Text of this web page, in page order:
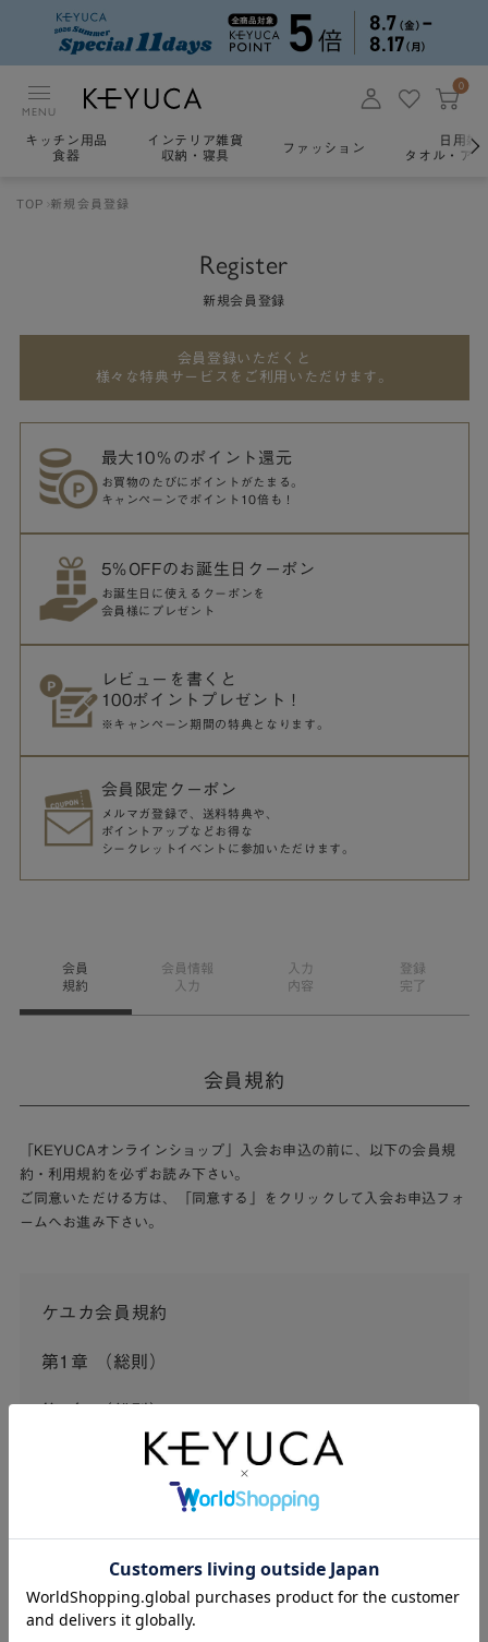
MENU
0
キッチン用品
食器
インテリア雑貨
収納・寝具
ファッション
日用雑
タオル・ア
TOP 新規会員登録
Register
新規会員登録
会員登録いただくと
様々な特典サービスをご利用いただけます。
最大10％のポイント還元
お買物のたびにポイントがたまる。
キャンペーンでポイント10倍も！
5％OFFのお誕生日クーポン
お誕生日に使えるクーポンを
会員様にプレゼント
レビューを書くと
100ポイントプレゼント！
※キャンペーン期間の特典となります。
会員限定クーポン
メルマガ登録で、送料特典や、
ポイントアップなどお得な
シークレットイベントに参加いただけます。
会員
規約
会員情報
入力
入力
内容
登録
完了
会員規約
「KEYUCAオンラインショップ」入会お申込の前に、以下の会員規
約・利用規約を必ずお読み下さい。
ご同意いただける方は、「同意する」をクリックして入会お申込フォ
ームへお進み下さい。
ケユカ会員規約
第1章 （総則）
この会員規約（以下「本規約」といいます。）は、河淳株
式会社ケユカ事業部（以下「弊社」といいます。）が提供
する一連のサービスに関し、弊社が次条の定めに従い入会
本規約は、会員と弊社との間のサービスの利用に関わる一
切の関係に適用されるものとします。
弊社が一連のサービスを提供するにあたり、本規約のほ